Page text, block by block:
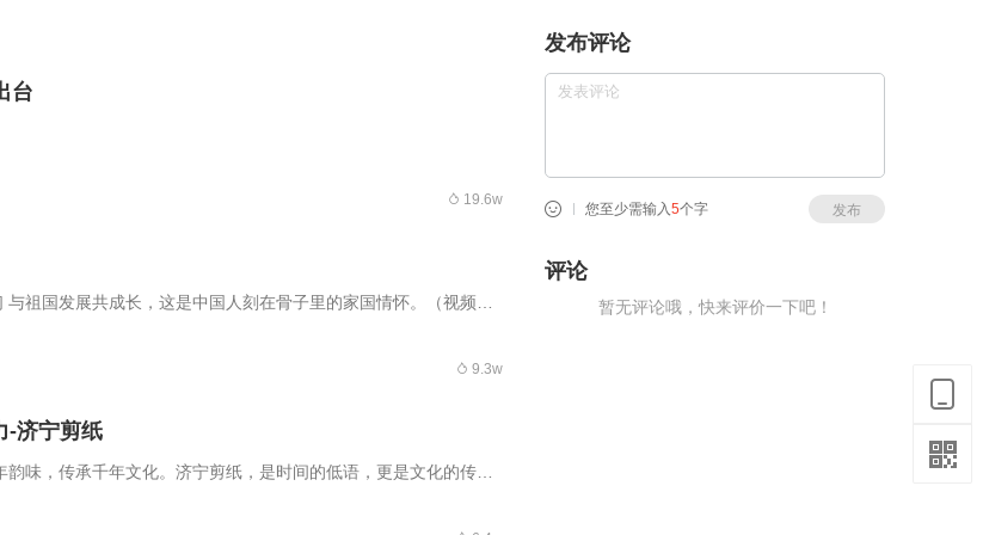
台
19.6w
祖国发展共成长，这是中国人刻在骨子里的家国情怀。（视频来
9.3w
-济宁剪纸
味，传承千年文化。济宁剪纸，是时间的低语，更是文化的传
发布评论
您至少需输入 5个字 发布
评论
暂无评论哦，快来评价一下吧！